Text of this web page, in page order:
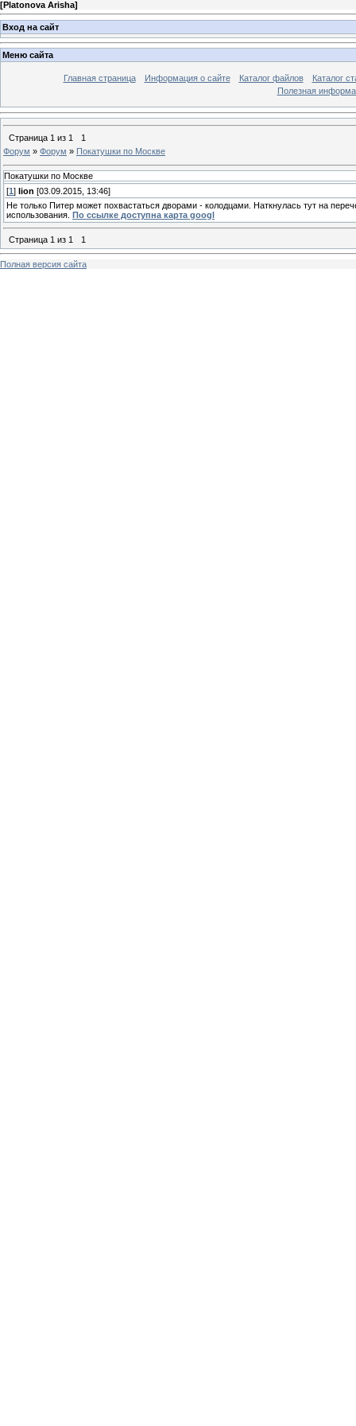
[Platonova Arisha]
Вход на сайт
Меню сайта
Главная страница Информация о сайте Каталог файлов
Каталог
Полезная
Страница 1 из 1
1
Форум » Форум » Покатушки по Москве
Покатушки по Москве
[1 ] lion [03.09.2015, 13:46]
Не только Питер может похвастаться дворами - колодцами. Наткнулась тут на
использования.
По ссылке доступна карта googl
Страница 1 из 1 1
Полная версия сайта